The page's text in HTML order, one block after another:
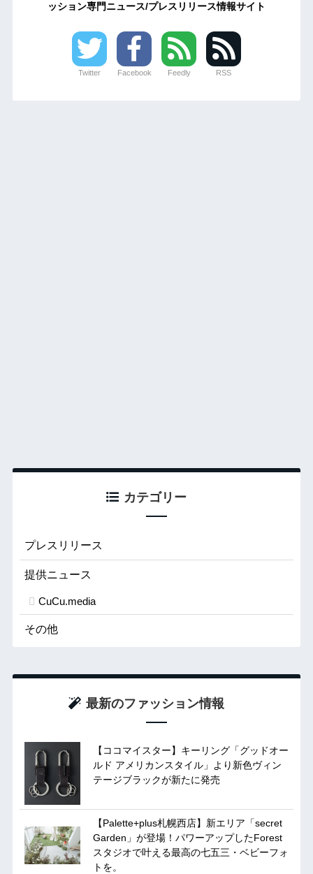
ッション専門ニュース/プレスリリース情報サイト
Twitter Facebook Feedly RSS
カテゴリー
プレスリリース
提供ニュース
CuCu.media
その他
最新のファッション情報
【ココマイスター】キーリング「グッドオー
ルド アメリカンスタイル」より新色ヴィン
テージブラックが新たに発売
【Palette+plus札幌西店】新エリア「secret
Garden」が登場！パワーアップしたForest
スタジオで叶える最高の七五三・ベビーフォ
トを。